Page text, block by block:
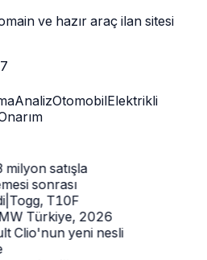
ve hazır araç ilan sitesi
AnalizOtomobilElektrikli
satışla
sonrası
| Togg, T10F
Türkiye, 2026
Clio'nun yeni nesli